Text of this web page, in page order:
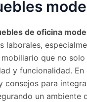
de oficina
laborales,
que no
y funcionalidad.
para
un